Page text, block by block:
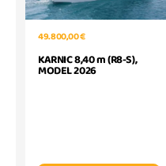
49.800,00 €
KARNIC 8,40 m (R8-S),
MODEL 2026